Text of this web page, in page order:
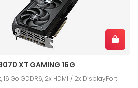
XT GAMING 16G
16 Go GDDR6, 2x HDMI / 2x DisplayPort